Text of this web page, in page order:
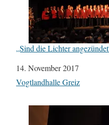
„Sind die Lichter
Datum
14. November 2017
In Bezug auf
Vogtlandhalle Greiz